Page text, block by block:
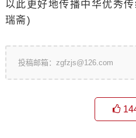
以此更好地传播中华优秀
瑞斋)
投稿邮箱：zgfzjs@126.com